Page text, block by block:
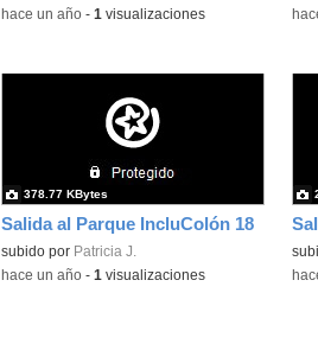
-hace un año- 1 visualizaciones -
Salida al Parque IncluColón 18
subido por Patricia J.
378.77 KBytes
-hace un año- 1 visualizaciones -